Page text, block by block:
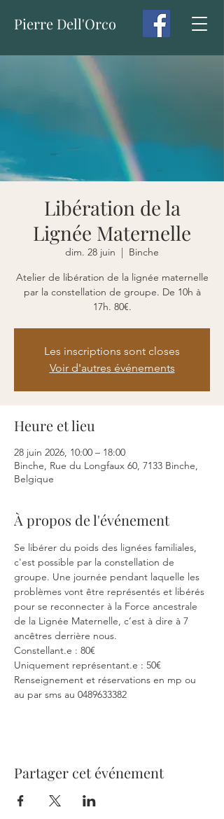
Pierre Dell'Orco
Libération de la
Lignée Maternelle
dim. 28 juin
  |
Binche
Atelier de libération de la lignée maternelle
par la constellation de groupe. De 10h à
17h. 80€.
Les inscriptions sont closes
Voir d'autres événements
Heure et lieu
28 juin 2026, 10:00 – 18:00
Binche, Rue du Longfaux 60, 7133 Binche,
Belgique
À propos de l'événement
Se libérer du poids des lignées familiales,
c'est possible par la constellation de
groupe. Une journée pendant laquelle les
problèmes vont être représentés et libérés
pour se reconnecter à la Force ancestrale
de la Lignée Maternelle, c’est à dire à 7
ancêtres derrière nous.
Constellant.e : 80€
Uniquement représentant.e : 50€
Renseignement et réservations en mp ou
au par sms au 0489633382
Partager cet événement